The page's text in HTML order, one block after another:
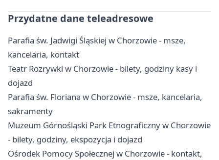
Przydatne dane teleadresowe
Parafia św. Jadwigi Śląskiej w Chorzowie - msze,
kancelaria, kontakt
Teatr Rozrywki w Chorzowie - bilety, godziny kasy i
dojazd
Parafia św. Floriana w Chorzowie - msze, kancelaria,
sakramenty
Muzeum Górnośląski Park Etnograficzny w Chorzowie
- bilety, godziny, ekspozycja i dojazd
Ośrodek Pomocy Społecznej w Chorzowie - kontakt,